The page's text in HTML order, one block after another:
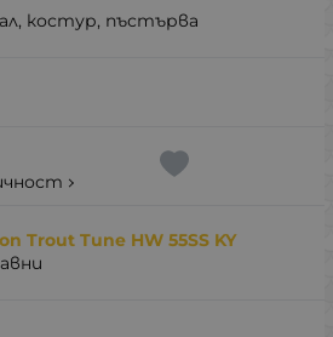
костур, пъстърва
Trout Tune HW 55SS KY